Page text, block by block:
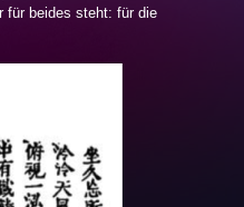
für beides steht: für die